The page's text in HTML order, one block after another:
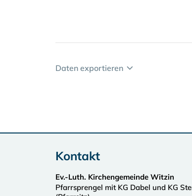
Daten exportieren
Kontakt
Ev.-Luth. Kirchengemeinde Witzin
Pfarrsprengel mit KG Dabel und KG